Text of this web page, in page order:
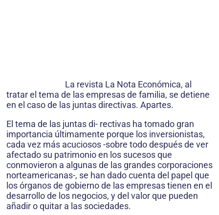
La revista La Nota Económica, al
tratar el tema de las empresas de familia, se detiene
en el caso de las juntas directivas. Apartes.
El tema de las juntas di- rectivas ha tomado gran
importancia últimamente porque los inversionistas,
cada vez más acuciosos -sobre todo después de ver
afectado su patrimonio en los sucesos que
conmovieron a algunas de las grandes corporaciones
norteamericanas-, se han dado cuenta del papel que
los órganos de gobierno de las empresas tienen en el
desarrollo de los negocios, y del valor que pueden
añadir o quitar a las sociedades.